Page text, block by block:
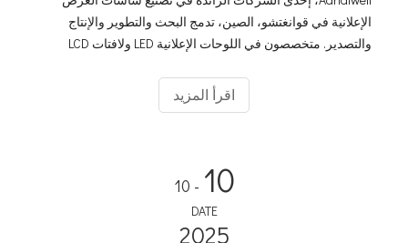
الإعلانية في قوانغتشو، الصين، تدمج البحث والتطوير والإنتاج
والتصدير. متخصصون في اللوحات الإعلانية LED ولافتات LCD
الصين وعارضًا في معرض كانتون، فإننا نقدم جودة متميزة مع
تعاون مربح للجانبين للعملاء العالميين.
اقرأ المزيد
10
- 10
DATE
2025